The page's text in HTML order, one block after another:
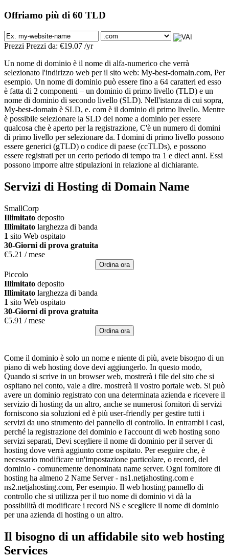
Offriamo più di 60 TLD
Prezzi Prezzi da: €19.07 /yr
Un nome di dominio è il nome di alfa-numerico che verrà
selezionato l'indirizzo web per il sito web: My-best-domain.com, Per
esempio. Un nome di dominio può essere fino a 64 caratteri ed esso
è fatta di 2 componenti – un dominio di primo livello (TLD) e un
nome di dominio di secondo livello (SLD). Nell'istanza di cui sopra,
My-best-domain è SLD, e. com è il dominio di primo livello. Mentre
è possibile selezionare la SLD del nome a dominio per essere
qualcosa che è aperto per la registrazione, C'è un numero di domini
di primo livello per selezionare da. I domini di primo livello possono
essere generici (gTLD) o codice di paese (ccTLDs), e possono
essere registrati per un certo periodo di tempo tra 1 e dieci anni. Essi
possono imporre altre stipulazioni in relazione al dichiarante.
Servizi di Hosting di Domain Name
SmallCorp
Illimitato deposito
Illimitato larghezza di banda
1 sito Web ospitato
30-Giorni di prova gratuita
€5.21 / mese
Ordina ora
Piccolo
Illimitato deposito
Illimitato larghezza di banda
1 sito Web ospitato
30-Giorni di prova gratuita
€5.91 / mese
Ordina ora
Come il dominio è solo un nome e niente di più, avete bisogno di un
piano di web hosting dove devi aggiungerlo. In questo modo,
Quando si scrive in un browser web, mostrerà i file del sito che si
ospitano nel conto, vale a dire. mostrerà il vostro portale web. Si può
avere un dominio registrato con una determinata azienda e ricevere il
servizio di hosting da un altro, anche se numerosi fornitori di servizi
forniscono sia soluzioni ed è più user-friendly per gestire tutti i
servizi da uno strumento del pannello di controllo. In entrambi i casi,
perché la registrazione del dominio e l'account di web hosting sono
servizi separati, Devi scegliere il nome di dominio per il server di
hosting dove verrà aggiunto come ospitato. Per eseguire che, è
necessario modificare un'impostazione particolare, o record, del
dominio - comunemente denominata name server. Ogni fornitore di
hosting ha almeno 2 Name Server - ns1.netjahosting.com e
ns2.netjahosting.com, Per esempio. Il web hosting pannello di
controllo che si utilizza per il tuo nome di dominio vi dà la
possibilità di modificare i record NS e scegliere il nome di dominio
per una azienda di hosting o un altro.
Il bisogno di un affidabile sito web hosting
Services